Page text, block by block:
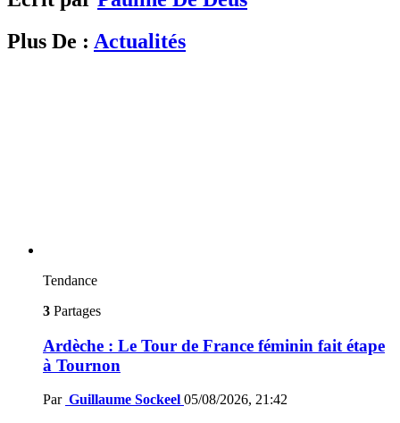
Plus De : Actualités
Tendance
3 Partages
Ardèche : Le Tour de France féminin fait étape
à Tournon
Par Guillaume Sockeel 05/08/2026, 21:42